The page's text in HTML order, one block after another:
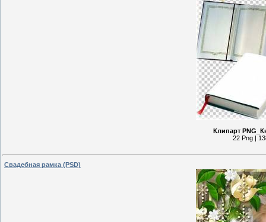
Клипарт
22 Png |
Свадебная рамка (PSD)